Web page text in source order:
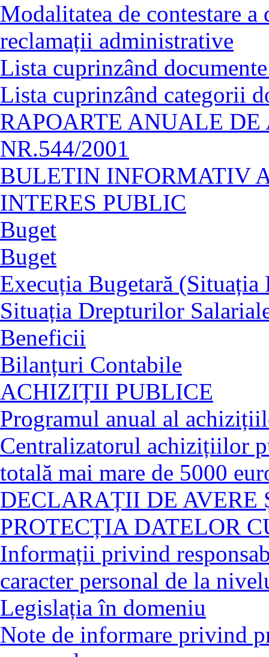
Modalitatea de contestare
reclamații administrative
Lista cuprinzând
Lista cuprinzând categorii
RAPOARTE ANUALE
NR.544/2001
BULETIN INFORMATIV
INTERES PUBLIC
Buget
Buget
Execuția Bugetară
Situația Drepturilor
Beneficii
Bilanțuri Contabile
ACHIZIȚII PUBLICE
Programul anual al
Centralizatorul achizițiilor
totală mai mare de 5000
DECLARAȚII DE AVERE
PROTECȚIA DATELOR
Informații privind
caracter personal de la
Legislația în domeniu
Note de informare privind